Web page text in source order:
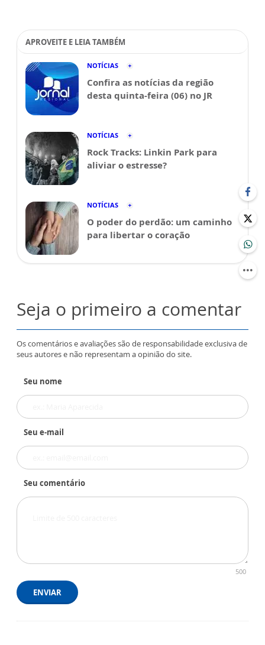
APROVEITE E LEIA TAMBÉM
NOTÍCIAS
Confira as notícias da região
desta quinta-feira (06) no JR
NOTÍCIAS
Rock Tracks: Linkin Park para
aliviar o estresse?
NOTÍCIAS
O poder do perdão: um caminho
para libertar o coração
Seja o primeiro a comentar
Os comentários e avaliações são de responsabilidade exclusiva de
seus autores e não representam a opinião do site.
Seu nome
Seu e-mail
Seu comentário
500
ENVIAR